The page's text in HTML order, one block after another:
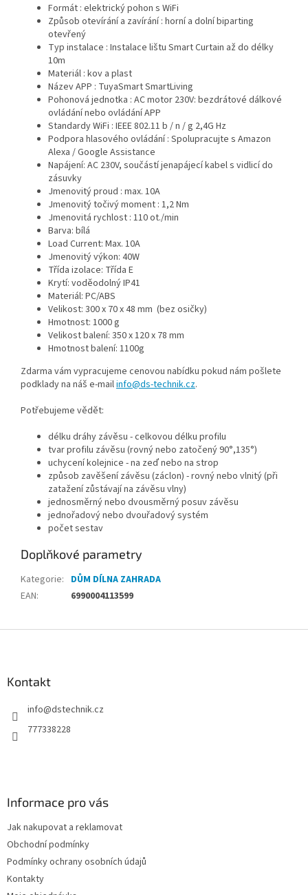
Formát : elektrický pohon s WiFi
Způsob otevírání a zavírání : horní a dolní biparting
otevřený
Typ instalace : Instalace lištu Smart Curtain až do délky
10m
Materiál : kov a plast
Název APP : TuyaSmart SmartLiving
Pohonová jednotka : AC motor 230V: bezdrátové dálkové
ovládání nebo ovládání APP
Standardy WiFi : IEEE 802.11 b / n / g 2,4G Hz
Podpora hlasového ovládání : Spolupracujte s Amazon
Alexa / Google Assistance
Napájení: AC 230V, součástí jenapájecí kabel s vidlicí do
zásuvky
Jmenovitý proud : max. 10A
Jmenovitý točivý moment : 1,2 Nm
Jmenovitá rychlost : 110 ot./min
Barva: bílá
Load Current: Max. 10A
Jmenovitý výkon: 40W
Třída izolace: Třída E
Krytí: voděodolný IP41
Materiál: PC/ABS
Velikost: 300 x 70 x 48 mm (bez osičky)
Hmotnost: 1000 g
Velikost balení: 350 x 120 x 78 mm
Hmotnost balení: 1100g
Zdarma vám vypracujeme cenovou nabídku pokud nám pošlete
podklady na náš e-mailinfo@ds-technik.cz.
Potřebujeme vědět:
délku dráhy závěsu - celkovou délku profilu
tvar profilu závěsu (rovný nebo zatočený 90°,135°)
uchycení kolejnice - na zeď nebo na strop
způsob zavěšení závěsu (záclon) - rovný nebo vlnitý (při
zatažení zůstávají na závěsu vlny)
jednosměrný nebo dvousměrný posuv závěsu
jednořadový nebo dvouřadový systém
počet sestav
Doplňkové parametry
Kategorie: DŮM DÍLNA ZAHRADA
EAN: 6990004113599
Kontakt
info@dstechnik.cz
777338228
Informace pro vás
Jak nakupovat a reklamovat
Obchodní podmínky
Podmínky ochrany osobních údajů
Kontakty